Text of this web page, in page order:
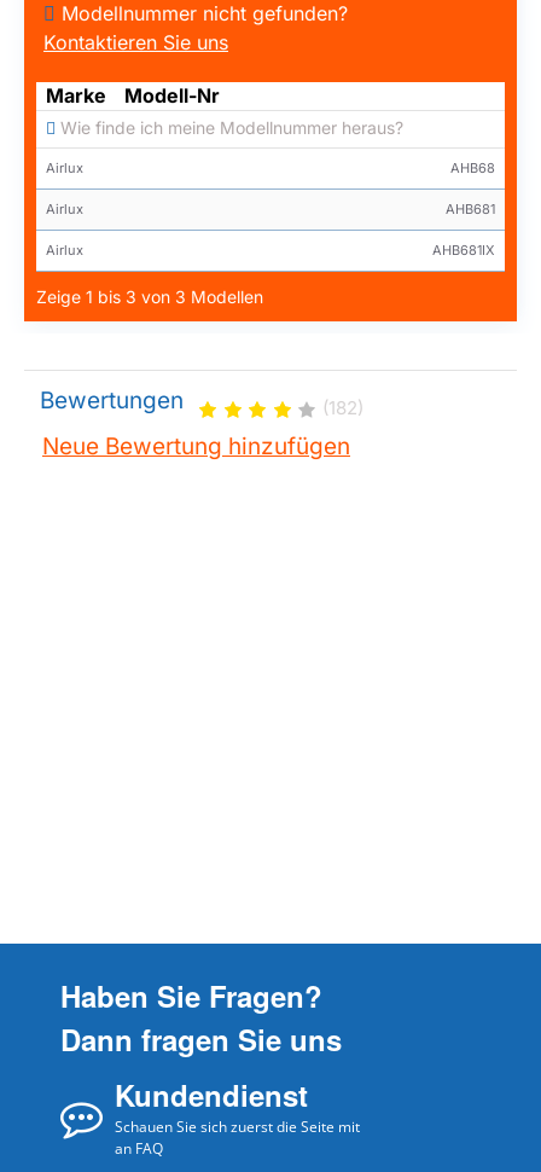
Modellnummer nicht gefunden?
Kontaktieren Sie uns
Marke Modell-Nr
Wie finde ich meine Modellnummer heraus?
Airlux AHB68
Airlux AHB681
Airlux AHB681IX
Zeige 1 bis 3 von 3 Modellen
Bewertungen (182)
Neue Bewertung hinzufügen
Haben Sie Fragen?
Dann fragen Sie uns
Kundendienst
Schauen Sie sich zuerst die Seite mit
an FAQ